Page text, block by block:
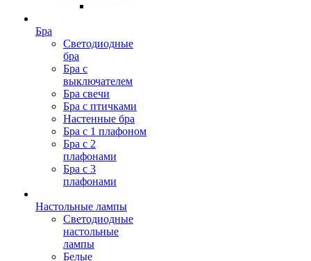
Бра
Светодиодные
бра
Бра с
выключателем
Бра свечи
Бра с птичками
Настенные бра
Бра с 1 плафоном
Бра с 2
плафонами
Бра с 3
плафонами
Настольные лампы
Светодиодные
настольные
лампы
Белые